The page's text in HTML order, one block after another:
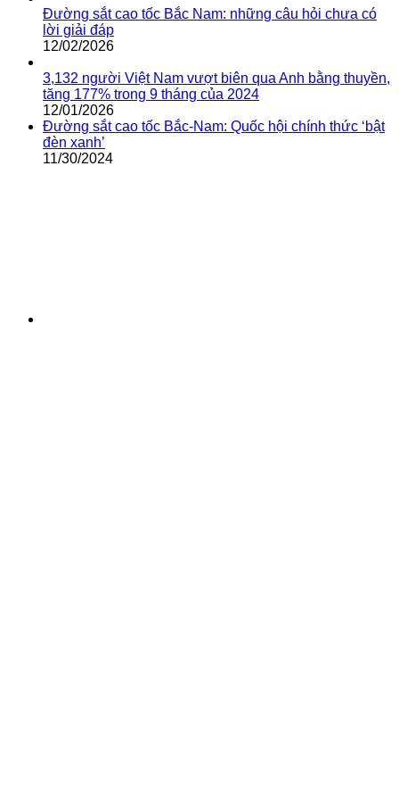
Đường sắt cao tốc Bắc Nam: những câu hỏi chưa có
lời giải đáp
12/02/2026
3,132 người Việt Nam vượt biên qua Anh bằng thuyền,
tăng 177% trong 9 tháng của 2024
12/01/2026
Đường sắt cao tốc Bắc-Nam: Quốc hội chính thức ‘bật
đèn xanh’
11/30/2024